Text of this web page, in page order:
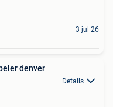
3 jul 26
denver
Details